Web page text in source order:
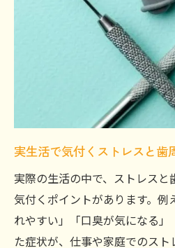
実生活で気付くストレスと歯
実際の生活の中で、ストレス
気付くポイントがあります。例
れやすい」「口臭が気になる
た症状が、仕事や家庭でのス